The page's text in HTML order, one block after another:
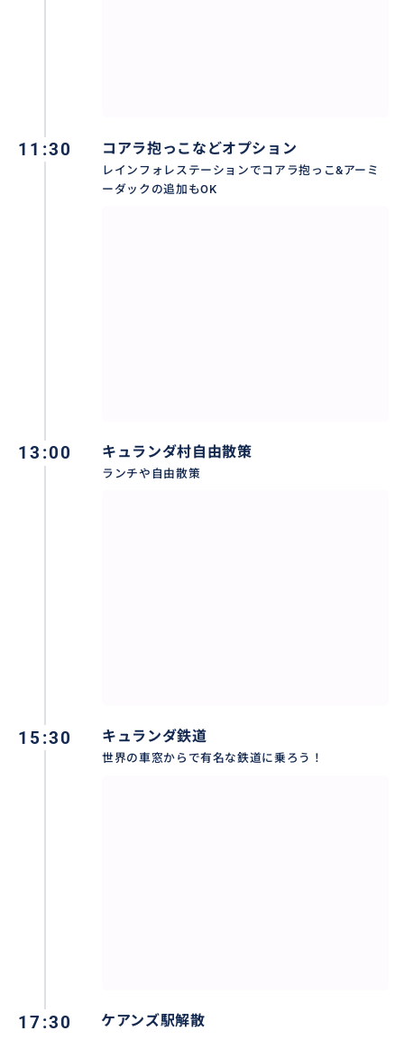
11:30 コアラ抱っこなどオプション
レインフォレステーションでコアラ抱っこ&アーミ
ーダックの追加もOK
13:00 キュランダ村自由散策
ランチや自由散策
15:30 キュランダ鉄道
世界の車窓からで有名な鉄道に乗ろう！
17:30 ケアンズ駅解散